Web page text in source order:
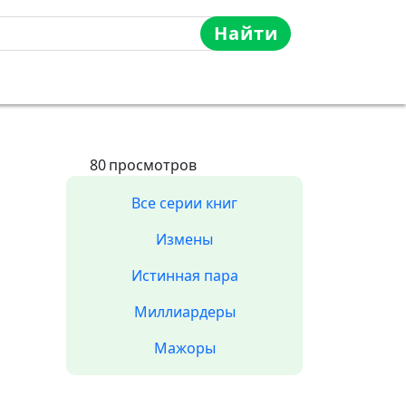
Найти
80просмотров
Все серии книг
Измены
Истинная пара
Миллиардеры
Мажоры